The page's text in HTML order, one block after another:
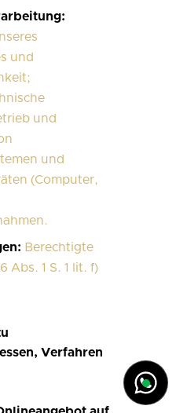
und
und
und
(Computer,
Berechtigte
Abs. 1 S. 1 lit. f)
Verfahren